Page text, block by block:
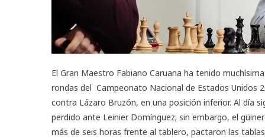
El Gran Maestro Fabiano Caruana ha tenido
rondas del Campeonato Nacional de Estados Unidos
contra Lázaro Bruzón, en una posición inferior. Al día
perdido ante Leinier Domínguez; sin embargo, el
más de seis horas frente al tablero, pactaron las